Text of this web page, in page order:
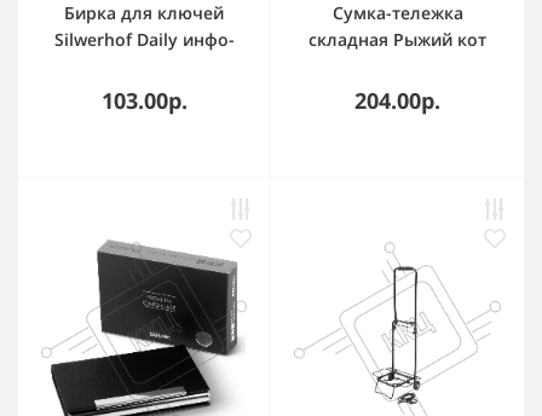
Бирка для ключей
Silwerhof Daily инфо-
пластиковый пакет, 20
103.00р.
Сумка-тележка
складная Рыжий кот
204.00р.